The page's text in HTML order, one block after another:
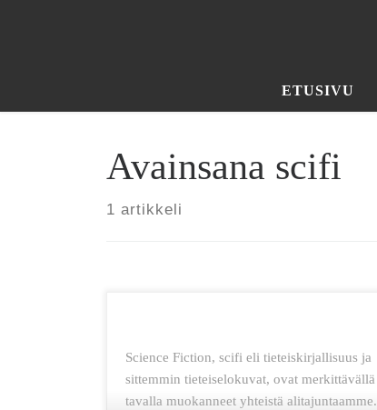
ETUSIVU
Avainsana scifi
1 artikkeli
Science Fiction, scifi eli tieteiskirjallisuus ja
sittemmin tieteiselokuvat, ovat merkittävällä
tavalla muokanneet yhteistä alitajuntaamme.